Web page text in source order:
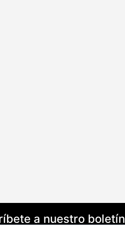
a nuestro boletín